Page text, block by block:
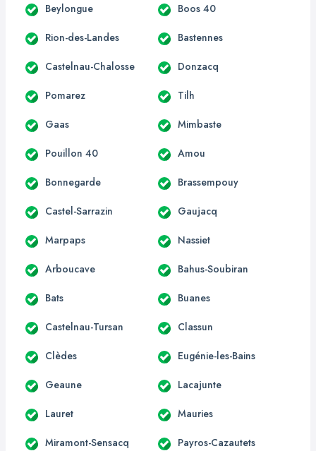
Beylongue Boos 40
Rion-des-Landes Bastennes
Castelnau-Chalosse Donzacq
Pomarez Tilh
Gaas Mimbaste
Pouillon 40 Amou
Bonnegarde Brassempouy
Castel-Sarrazin Gaujacq
Marpaps Nassiet
Arboucave Bahus-Soubiran
Bats Buanes
Castelnau-Tursan Classun
Clèdes Eugénie-les-Bains
Geaune Lacajunte
Lauret Mauries
Miramont-Sensacq Payros-Cazautets